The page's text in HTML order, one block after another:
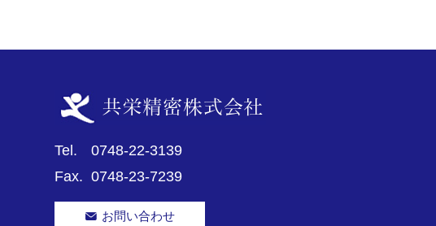
Tel.
0748-22-3139
Fax. 0748-23-7239
お問い合わせ